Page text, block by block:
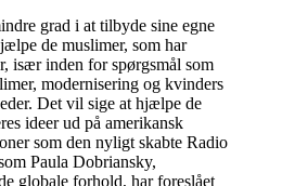
grad i at tilbyde sine egne
de muslimer, som har
især inden for spørgsmål som
modernisering og kvinders
Det vil sige at hjælpe de
ideer ud på amerikansk
som den nyligt skabte Radio
Paula Dobriansky,
globale forhold, har foreslået